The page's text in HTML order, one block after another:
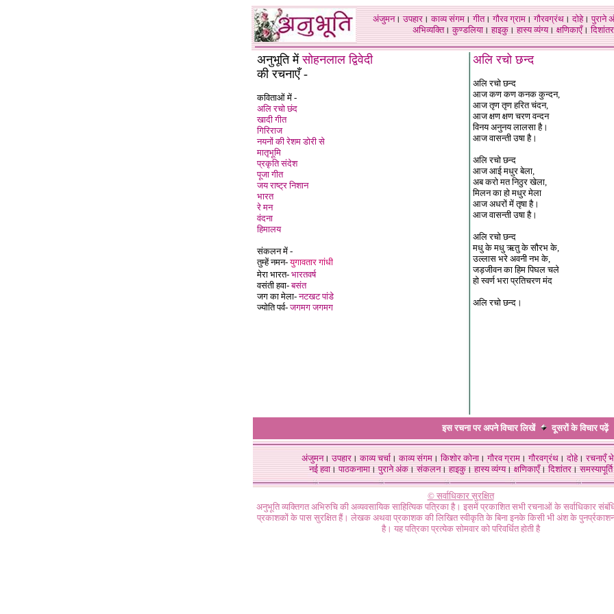
अंजुमन।उपहार।काव्य संगम।गीत।गौरव ग्राम।गौरवग्रंथ।दोहे।पुराने
अभिव्यक्ति।कुण्डलिया।हाइकु।हास्य व्यंग्य।क्षणिकाएँ।दिशांतर
अनुभूति मेंसोहनलाल द्विवेदी
की रचनाएँ -
कविताओं में -
अलि रचो छंद
खादी गीत
गिरिराज
नयनों की रेशम डोरी से
मातृभूमि
प्रकृति संदेश
पूजा गीत
जय राष्ट्र निशान
भारत
रे मन
वंदना
हिमालय
संकलन में -
तुम्हें नमन-युगावतार गांधी
मेरा भारत- भारतवर्ष
वसंती हवा-बसंत
जग का मेला-नटखट पांडे
ज्योति पर्व-जगमग जगमग
अलि रचो छन्द
अलि रचो छन्द
आज कण कण कनक कुन्दन,
आज तृण तृण हरित चंदन,
आज क्षण क्षण चरण वन्दन
विनय अनुनय लालसा है।
आज वासन्ती उषा है।
अलि रचो छन्द
आज आई मधुर बेला,
अब करो मत निठुर खेला,
मिलन का हो मधुर मेला
आज अधरों में तृषा है।
आज वासन्ती उषा है।
अलि रचो छन्द
मधु के मधु ऋतु के सौरभ के,
उल्लास भरे अवनी नभ के,
जड़जीवन का हिम पिघल चले
हो स्वर्ण भरा प्रतिचरण मंद
अलि रचो छन्द।
इस रचना पर अपने विचार लिखें दूसरों के विचारपढ़ें
अंजुमन।उपहार।काव्य चर्चा।काव्य संगम।किशोर कोना।गौरव ग्राम।गौरवग्रंथ।दोहे।रचनाएँ
नई हवा। पाठकनामा। पुराने अंक। संकलन। हाइकु। हास्य व्यंग्य। क्षणिकाएँ। दिशांतर। समस्यापूर्ति
© सर्वाधिकार सुरक्षित
अनुभूति व्यक्तिगत अभिरुचि की अव्यवसायिक साहित्यिक पत्रिका है। इसमें प्रकाशित सभी रचनाओं के सर्वाधिकार
प्रकाशकों के पास सुरक्षित हैं। लेखक अथवा प्रकाशक की लिखित स्वीकृति के बिना इनके किसी भी अंश के
है। यह पत्रिका प्रत्येक सोमवार को परिवर्धित होती है